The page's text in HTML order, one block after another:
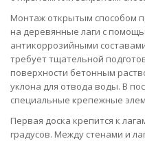
Монтаж открытым способом
на деревянные лаги с
антикоррозийными
требует тщательной
поверхности бетонным
уклона для отвода воды. В
специальные крепежные
Первая доска крепится к
градусов. Между стенами и